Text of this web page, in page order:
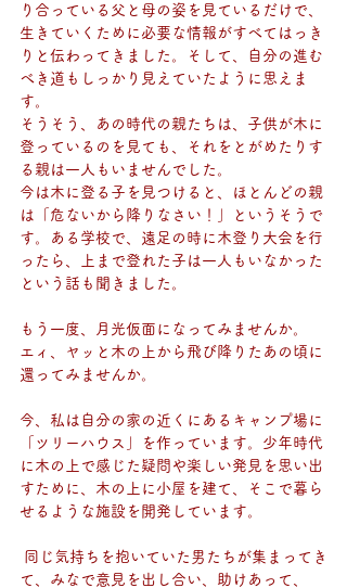
り合っている父と母の姿を見ているだけで、
生きていくために必要な情報がすべてはっき
りと伝わってきました。そして、自分の進む
べき道もしっかり見えていたように思えま
す。
そうそう、あの時代の親たちは、子供が木に
登っているのを見ても、それをとがめたりす
る親は一人もいませんでした。
今は木に登る子を見つけると、ほとんどの親
は「危ないから降りなさい！」というそうで
す。ある学校で、遠足の時に木登り大会を行
ったら、上まで登れた子は一人もいなかった
という話も聞きました。
もう一度、月光仮面になってみませんか。
エィ、ヤッと木の上から飛び降りたあの頃に
還ってみませんか。
今、私は自分の家の近くにあるキャンプ場に
「ツリーハウス」を作っています。少年時代
に木の上で感じた疑問や楽しい発見を思い出
すために、木の上に小屋を建て、そこで暮ら
せるような施設を開発しています。
て、みなで意見を出し合い、助けあって、